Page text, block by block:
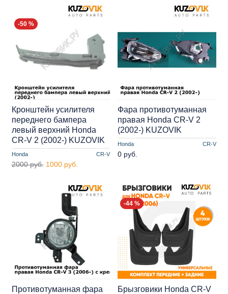
-50 %
Honda CR-V
Кронштейн усилителя
переднего бампера
левый верхний Honda
CR-V 2 (2002-) KUZOVIK
2000 руб. 1000 руб.
Honda CR-V
Фара противотуманная
правая Honda CR-V 2
(2002-) KUZOVIK
0 руб.
Противотуманная фара
-44 %
Брызговики Honda CR-V